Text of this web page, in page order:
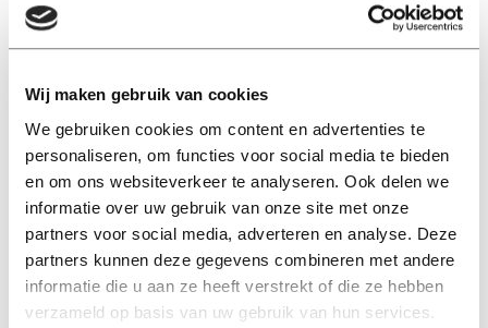
Wij maken gebruik van cookies
We gebruiken cookies om content en advertenties te
personaliseren, om functies voor social media te bieden
en om ons websiteverkeer te analyseren. Ook delen we
informatie over uw gebruik van onze site met onze
partners voor social media, adverteren en analyse. Deze
partners kunnen deze gegevens combineren met andere
informatie die u aan ze heeft verstrekt of die ze hebben
verzameld op basis van uw gebruik van hun services.
Services en die gaven aan dat er momenteel geen
ruimte is voor verbouwingen.”
Vice-decaan onderwijs Herman de Regt benadrukt dat
alle studenten welkom zijn op de begane grond van het
Dante-gebouw: “Het is niet verboden om te gaan zitten
waar je wilt zitten. Het Dante-gebouw is er voor alle
studenten.”